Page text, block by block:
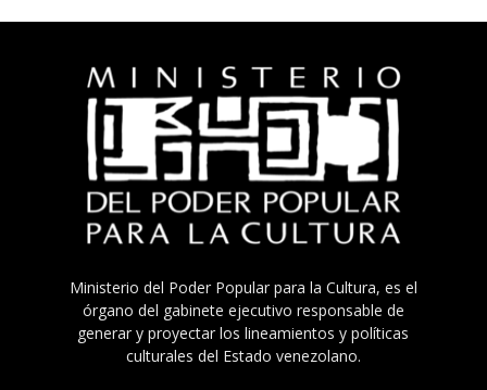
Ministerio del Poder Popular para la Cultura, es el
órgano del gabinete ejecutivo responsable de
generar y proyectar los lineamientos y políticas
culturales del Estado venezolano.